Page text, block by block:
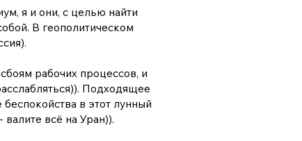
я и они, с целью найти
В геополитическом
рабочих процессов, и
Подходящее
в этот лунный
всё на Уран)).